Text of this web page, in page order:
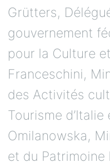
Grütters,
gouvernement
pour la Culture
Franceschini,
des Activités
Tourisme d’Italie
Omilanowska,
et du Patrimoine